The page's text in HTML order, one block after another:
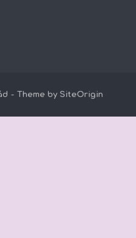
Theme by SiteOrigin